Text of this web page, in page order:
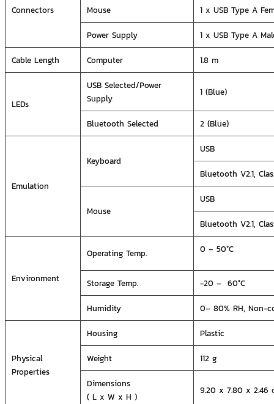
Connectors Mouse 1 x USB Type A
Power Supply 1 x USB Type A
Cable Length Computer 1.8 m
LEDs
USB Selected/Power
Supply
1 (Blue)
Bluetooth Selected 2 (Blue)
Emulation
Keyboard
USB
Bluetooth V2.1,
Mouse
USB
Bluetooth V2.1,
Environment
Operating Temp. 0 – 50°C
Storage Temp. -20 – 60°C
Humidity 0– 80% RH, Non-
Physical
Properties
Housing Plastic
Weight 112 g
Dimensions
( L x W x H )
9.20 x 7.80 x 2.46